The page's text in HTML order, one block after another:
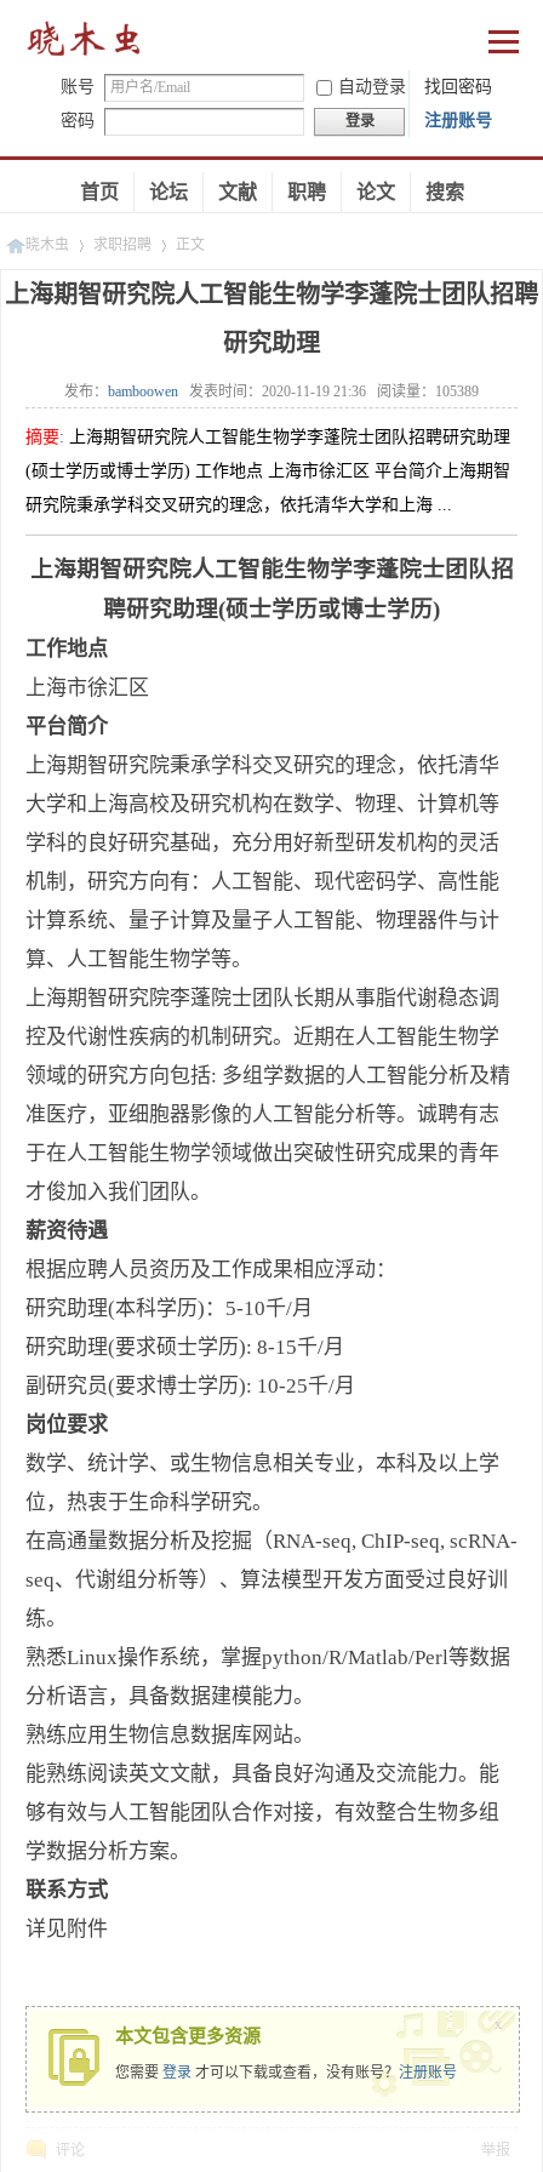
账号 自动登录
找回密码
密码
登录 注册账号
首页 论坛 文献 职聘 论文 搜索
晓木虫 求职招聘 正文
上海期智研究院人工智能生物学李蓬院士团队招聘
研究助理
发布： bamboowen 发表时间： 2020-11-19 21:36 阅读量： 105389
摘要:
上海期智研究院人工智能生物学李蓬院士团队招聘研究助理
(硕士学历或博士学历) 工作地点 上海市徐汇区 平台简介上海期智
研究院秉承学科交叉研究的理念，依托清华大学和上海 ...
上海期智研究院人工智能生物学李蓬院士团队招
聘研究助理(硕士学历或博士学历)
工作地点
上海市徐汇区
平台简介
上海期智研究院秉承学科交叉研究的理念，依托清华
大学和上海高校及研究机构在数学、物理、计算机等
学科的良好研究基础，充分用好新型研发机构的灵活
机制，研究方向有：人工智能、现代密码学、高性能
计算系统、量子计算及量子人工智能、物理器件与计
算、人工智能生物学等。
上海期智研究院李蓬院士团队长期从事脂代谢稳态调
控及代谢性疾病的机制研究。近期在人工智能生物学
领域的研究方向包括: 多组学数据的人工智能分析及精
准医疗，亚细胞器影像的人工智能分析等。诚聘有志
于在人工智能生物学领域做出突破性研究成果的青年
才俊加入我们团队。
薪资待遇
根据应聘人员资历及工作成果相应浮动：
研究助理(本科学历)：5-10千/月
研究助理(要求硕士学历): 8-15千/月
副研究员(要求博士学历): 10-25千/月
岗位要求
数学、统计学、或生物信息相关专业，本科及以上学
位，热衷于生命科学研究。
在高通量数据分析及挖掘（RNA-seq, ChIP-seq, scRNA-
seq、代谢组分析等）、算法模型开发方面受过良好训
练。
熟悉Linux操作系统，掌握python/R/Matlab/Perl等数据
分析语言，具备数据建模能力。
熟练应用生物信息数据库网站。
能熟练阅读英文文献，具备良好沟通及交流能力。能
够有效与人工智能团队合作对接，有效整合生物多组
学数据分析方案。
联系方式
详见附件
本文包含更多资源
您需要 登录 才可以下载或查看，没有账号？ 注册账号
x
评论 举报